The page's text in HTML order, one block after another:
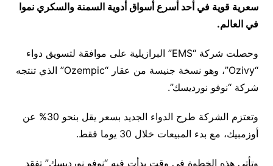
سعرية قوية في أحد أسرع أسواق أدوية السمنة والسكري نموا
في العالم.
وحصلت شركة “EMS” البرازيلية على موافقة لتسويق دواء
“Ozivy”، وهو نسخة جنيسة من عقار “Ozempic” الذي تنتجه
شركة “نوفو نورديسك”.
وتعتزم الشركة طرح الدواء الجديد بسعر يقل بنحو 30% عن
أوزمبيك، مع بدء المبيعات خلال 30 يوما فقط.
وتأتي هذه الخطوة في وقت بدأت فيه “نوفو نورديسك” تفقد